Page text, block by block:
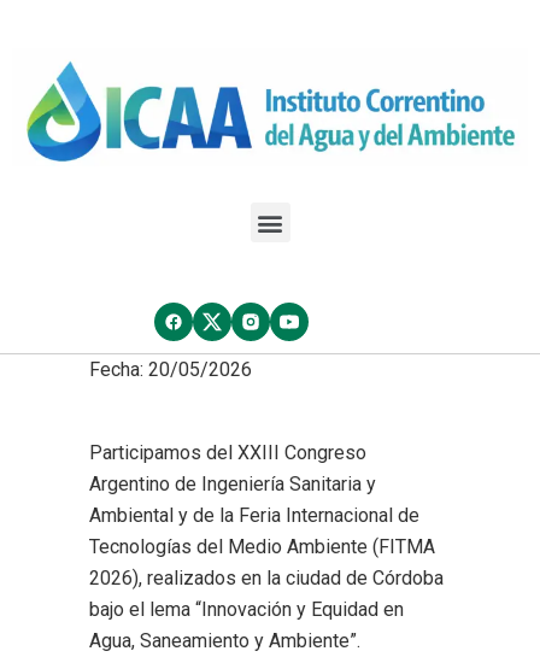
Fecha: 20/05/2026
Participamos del XXIII Congreso
Argentino de Ingeniería Sanitaria y
Ambiental y de la Feria Internacional de
Tecnologías del Medio Ambiente (FITMA
2026), realizados en la ciudad de Córdoba
bajo el lema “Innovación y Equidad en
Agua, Saneamiento y Ambiente”.